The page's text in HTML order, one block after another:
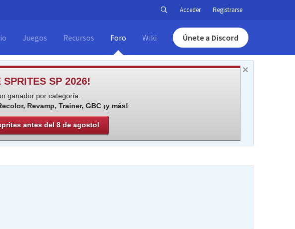
Acceder Registrarse
Juegos Recursos Foro Wiki Únete a Discord
SPRITES SP 2026!
ganador por categoría.
Revamp, Trainer, GBC ¡y más!
antes del 8 de agosto!